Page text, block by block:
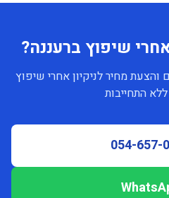
אחרי שיפוץ ברעננה?
והצעת מחיר לניקיון אחרי שיפוץ
התחייבות
054-657-